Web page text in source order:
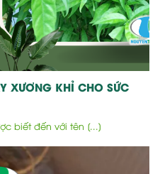
XƯƠNG KHỈ CHO SỨC
biết đến với tên [...]